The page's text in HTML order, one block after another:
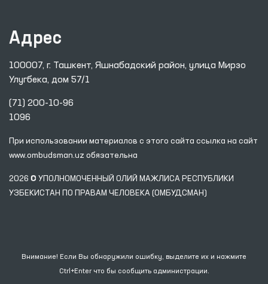
Адрес
100007, г. Ташкент, Яшнабадский район, улица Мирзо
Улугбека, дом 57/1
(71) 200-10-96
1096
При использовании материалов с этого сайта ссылка на сайт
www.ombudsman.uz обязательна
2026 © УПОЛНОМОЧЕННЫЙ ОЛИЙ МАЖЛИСА РЕСПУБЛИКИ
УЗБЕКИСТАН ПО ПРАВАМ ЧЕЛОВЕКА (ОМБУДСМАН)
Внимание! Если Вы обнаружили ошибку, выделите их и нажмите
Ctrl+Enter что бы сообщить администрации.